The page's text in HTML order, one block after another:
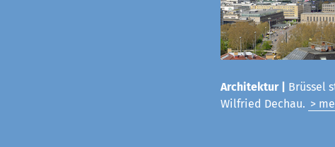
Architektur |
Brüssel
Wilfried Dechau. >